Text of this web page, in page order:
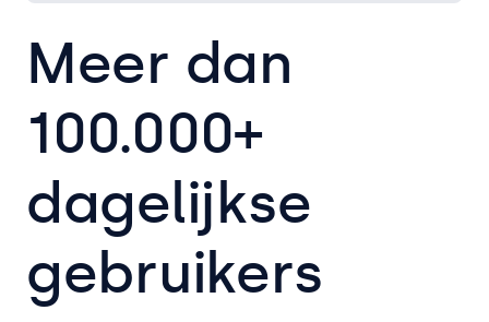
Meer dan
100.000+
dagelijkse
gebruikers